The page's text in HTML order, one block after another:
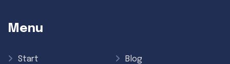
Menu
Start Blog